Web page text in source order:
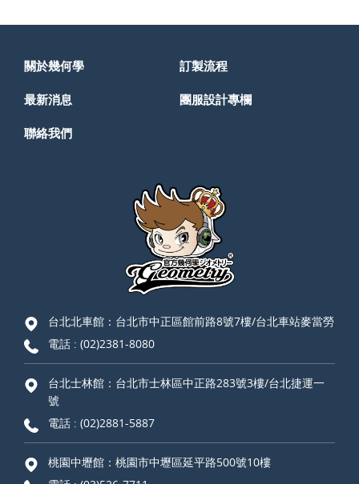
關於幾何學 訂製流程
最新消息 團服設計專欄
聯絡我們
台北北車館：台北市中正區館前路8號7樓/台北車站麥當勞
電話 : (02)2381-8080
台北士林館：台北市士林區中正路283號3樓/台北捷運一
號
電話 : (02)2881-5887
桃園中壢館：桃園市中壢區延平路500號10樓